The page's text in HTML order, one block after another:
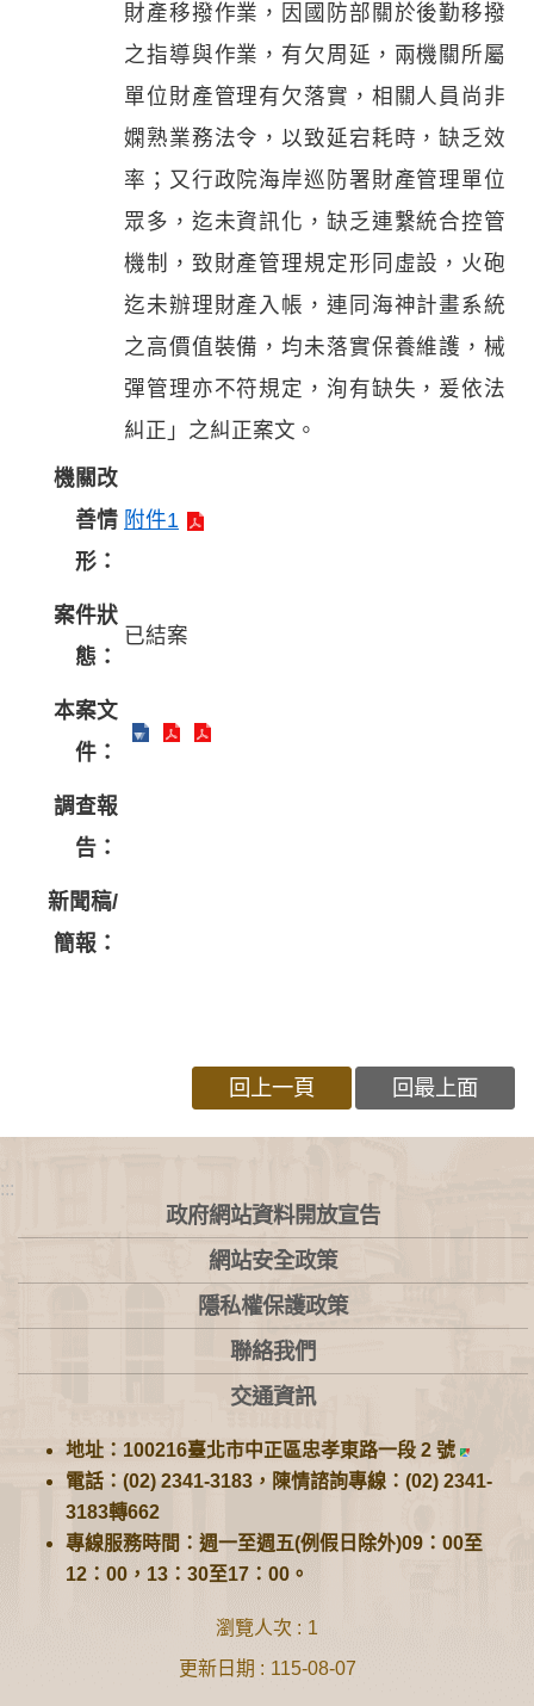
財產移撥作業，因國防部關於後勤移撥
之指導與作業，有欠周延，兩機關所屬
單位財產管理有欠落實，相關人員尚非
嫻熟業務法令，以致延宕耗時，缺乏效
率；又行政院海岸巡防署財產管理單位
眾多，迄未資訊化，缺乏連繫統合控管
機制，致財產管理規定形同虛設，火砲
迄未辦理財產入帳，連同海神計畫系統
之高價值裝備，均未落實保養維護，械
彈管理亦不符規定，洵有缺失，爰依法
糾正」之糾正案文。
機關改
善情
形：
附件1
案件狀
態：
已結案
本案文
件：
調查報
告：
新聞稿/
簡報：
回上一頁 回最上面
:::
政府網站資料開放宣告
網站安全政策
隱私權保護政策
聯絡我們
交通資訊
地址：100216臺北市中正區忠孝東路一段 2 號
電話：(02) 2341-3183，陳情諮詢專線：(02) 2341-
3183轉662
專線服務時間：週一至週五(例假日除外)09：00至
12：00，13：30至17：00。
瀏覽人次
1
更新日期
115-08-07